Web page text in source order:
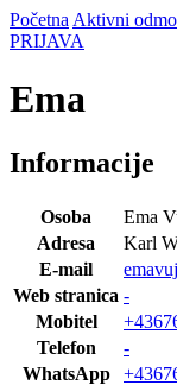
Početna Aktivni
PRIJAVA
Ema
Informacije
Osoba
Ema
Adresa
Karl
E-mail
Web stranica -
Mobitel
Telefon
-
WhatsApp